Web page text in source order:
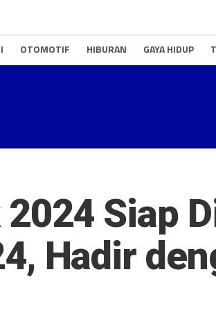
OTOMOTIF HIBURAN GAYA HIDUP
Siap
Hadir